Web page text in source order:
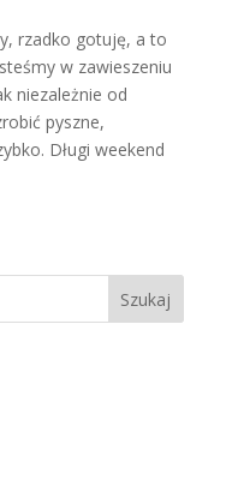
rzadko gotuję, a to
w zawieszeniu
niezależnie od
pyszne,
Długi weekend